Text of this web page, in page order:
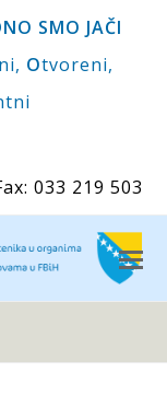
SMO JAČI
Otvoreni,
033 219 503